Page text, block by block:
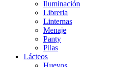
Iluminación
Libreria
Linternas
Menaje
Panty
Pilas
Lácteos
Huevos